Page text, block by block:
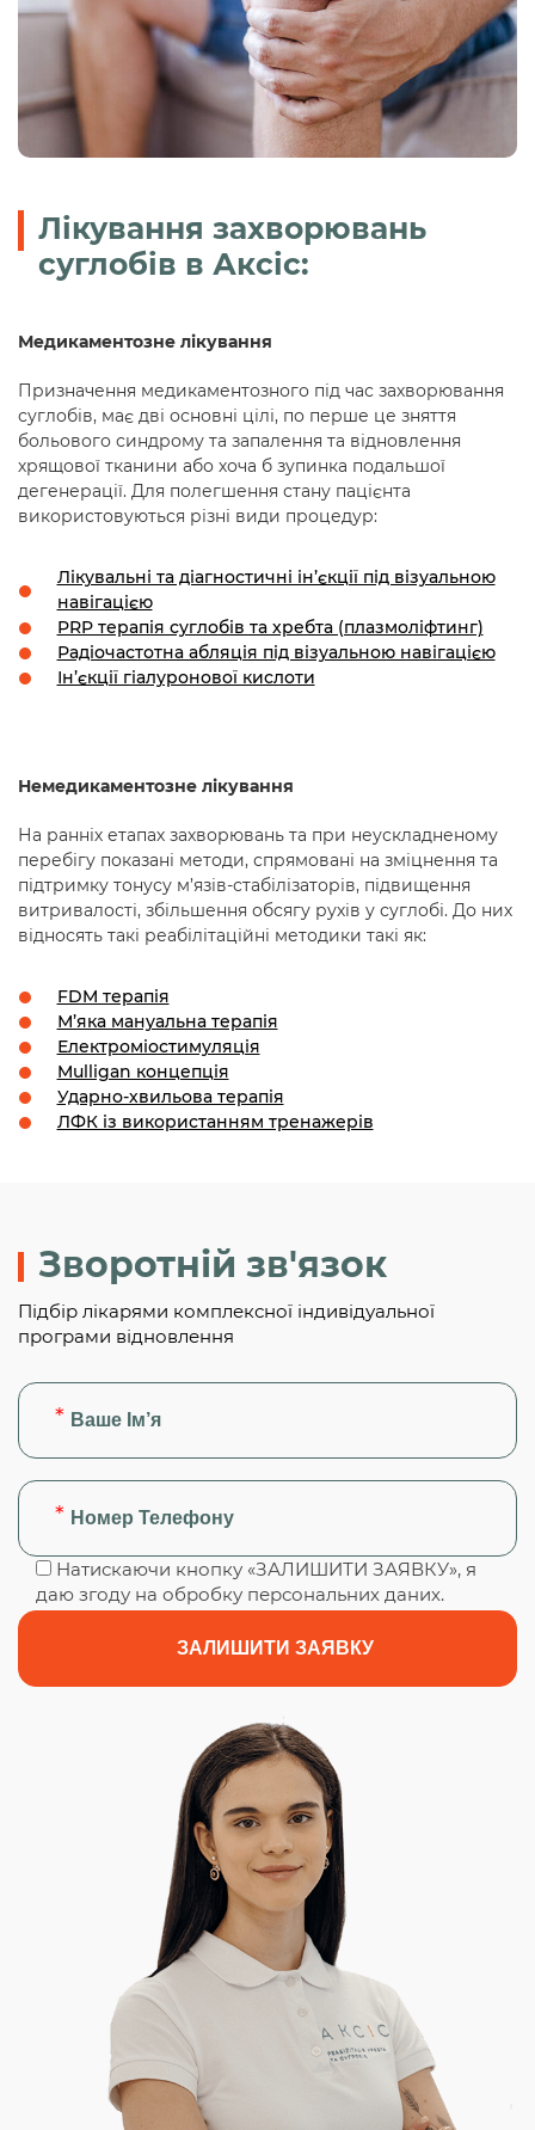
Лікування захворювань
суглобів в Аксіс:
Медикаментозне лікування
Призначення медикаментозного під час захворювання
суглобів, має дві основні цілі, по перше це зняття
больового синдрому та запалення та відновлення
хрящової тканини або хоча б зупинка подальшої
дегенерації. Для полегшення стану пацієнта
використовуються різні види процедур:
Лікувальні та діагностичні ін’єкції під візуальною
навігацією
PRP терапія суглобів та хребта (плазмоліфтинг)
Радіочастотна абляція під візуальною навігацією
Ін’єкції гіалуронової кислоти
Немедикаментозне лікування
На ранніх етапах захворювань та при неускладненому
перебігу показані методи, спрямовані на зміцнення та
підтримку тонусу м’язів-стабілізаторів, підвищення
витривалості, збільшення обсягу рухів у суглобі. До них
відносять такі реабілітаційні методики такі як:
FDM терапія
М’яка мануальна терапія
Електроміостимуляція
Mulligan концепція
Ударно-хвильова терапія
ЛФК із використанням тренажерів
Зворотній зв'язок
Підбір лікарями комплексної індивідуальної
програми відновлення
Натискаючи кнопку «ЗАЛИШИТИ ЗАЯВКУ», я
даю згоду на обробку персональних даних.